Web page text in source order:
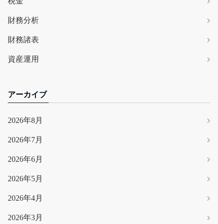
財務分析
財務諸表
資産運用
アーカイブ
2026年8月
2026年7月
2026年6月
2026年5月
2026年4月
2026年3月